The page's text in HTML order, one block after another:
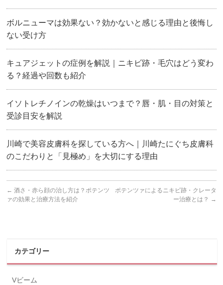
ボルニューマは効果ない？効かないと感じる理由と後悔し
ない受け方
キュアジェットの症例を解説｜ニキビ跡・毛穴はどう変わ
る？経過や回数も紹介
イソトレチノインの乾燥はいつまで？唇・肌・目の対策と
受診目安を解説
川崎で美容皮膚科を探している方へ｜川崎たにぐち皮膚科
のこだわりと「見極め」を大切にする理由
← 酒さ・赤ら顔の治し方は？ポテンツ
ァの効果と治療方法を紹介
ポテンツァによるニキビ跡・クレータ
ー治療とは？ →
カテゴリー
Vビーム